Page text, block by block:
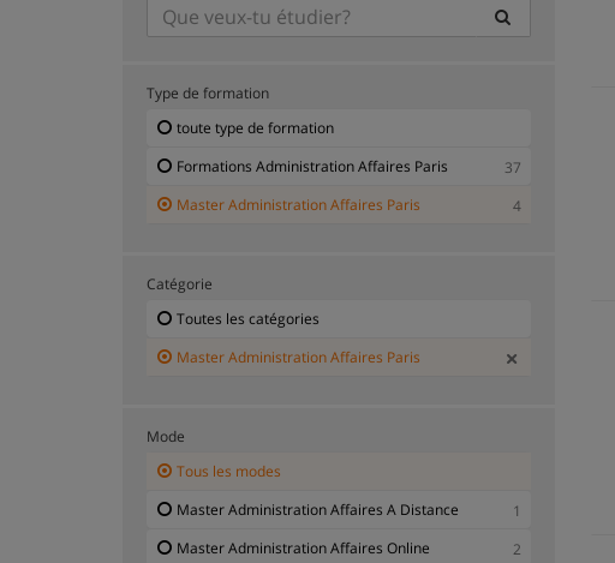
Type de formation
toute type de formation
Formations Administration Affaires Paris
37
Master Administration Affaires Paris
4
Catégorie
Toutes les catégories
Master Administration Affaires Paris
Mode
Tous les modes
Master Administration Affaires A Distance
1
Master Administration Affaires Online
2